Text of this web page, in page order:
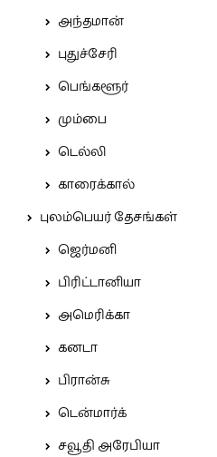
அந்தமான்
புதுச்சேரி
பெங்களூர்
மும்பை
டெல்லி
காரைக்கால்
புலம்பெயர் தேசங்கள்
ஜெர்மனி
பிரிட்டானியா
அமெரிக்கா
கனடா
பிரான்சு
டென்மார்க்
சவூதி அரேபியா